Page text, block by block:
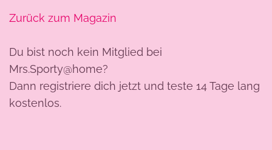
Zurück zum Magazin
Du bist noch kein Mitglied bei
Mrs.Sporty@home?
Dann registriere dich jetzt und teste 14 Tage lang
kostenlos.